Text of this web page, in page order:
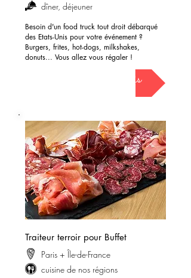
dîner, déjeuner
Besoin d'un food truck tout droit débarqué
des Etats-Unis pour votre événement ?
Burgers, frites, hot-dogs, milkshakes,
donuts... Vous allez vous régaler !
demander mon devis
Traiteur terroir pour Buffet
Paris + Île-de-France
cuisine de nos régions